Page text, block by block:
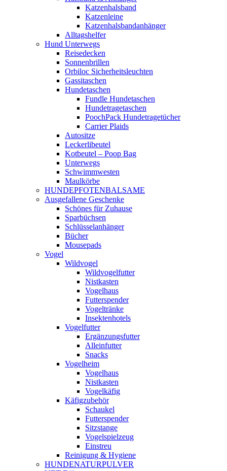
Katzenhalsband
Katzenleine
Katzenhalsbandanhänger
Alltagshelfer
Hund Unterwegs
Reisedecken
Sonnenbrillen
Orbiloc Sicherheitsleuchten
Gassitaschen
Hundetaschen
Fundle Hundetaschen
Hundetragetaschen
PoochPack Hundetragetücher
Carrier Plaids
Autositze
Leckerlibeutel
Kotbeutel – Poop Bag
Unterwegs
Schwimmwesten
Maulkörbe
HUNDEPFOTENBALSAME
Ausgefallene Geschenke
Schönes für Zuhause
Sparbüchsen
Schlüsselanhänger
Bücher
Mousepads
Vogel
Wildvogel
Wildvogelfutter
Nistkasten
Vogelhaus
Futterspender
Vogeltränke
Insektenhotels
Vogelfutter
Ergänzungsfutter
Alleinfutter
Snacks
Vogelheim
Vogelhaus
Nistkasten
Vogelkäfig
Käfigzubehör
Schaukel
Futterspender
Sitzstange
Vogelspielzeug
Einstreu
Reinigung & Hygiene
HUNDENATURPULVER